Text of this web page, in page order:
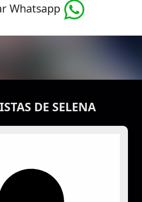
Whatsapp
DE SELENA